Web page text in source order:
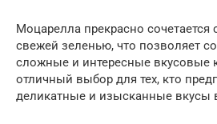
Моцарелла прекрасно
свежей зеленью, что позволяет
сложные и интересные вкусовые
отличный выбор для тех, кто
деликатные и изысканные вкусы